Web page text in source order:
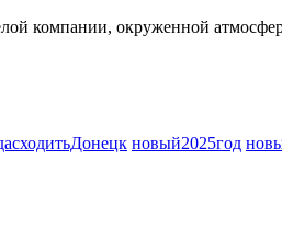
компании, окруженной
новый2025год